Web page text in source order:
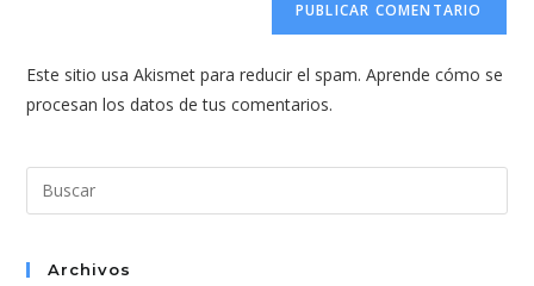
comentar
web
(opcional)
Este sitio usa Akismet para reducir el spam.Aprende cómo se
procesan los datos de tus comentarios.
Archivos